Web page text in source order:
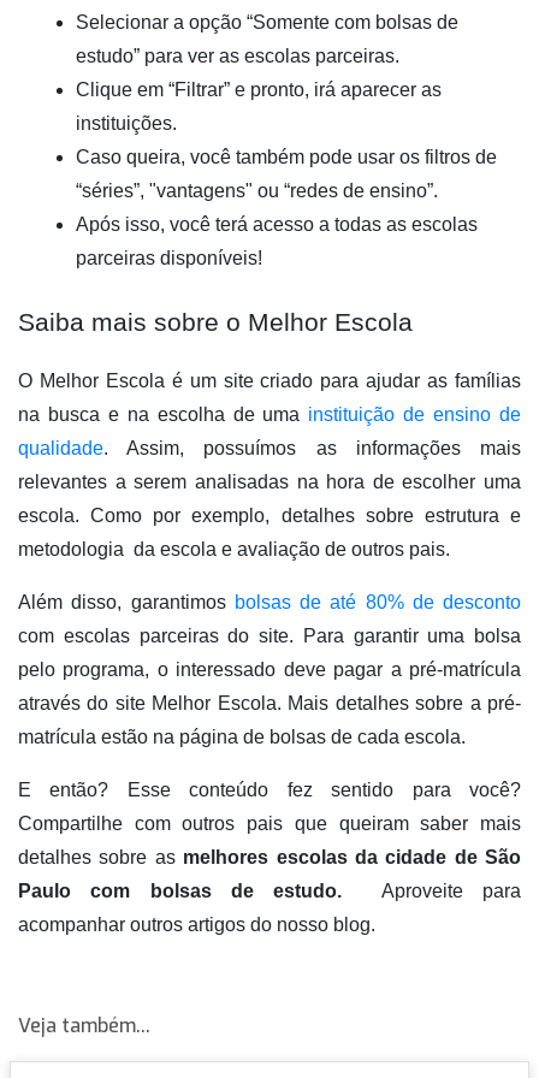
Selecionar a opção “Somente com bolsas de
estudo” para ver as escolas parceiras.
Clique em “Filtrar” e pronto, irá aparecer as
instituições.
Caso queira, você também pode usar os filtros de
“séries”, "vantagens" ou “redes de ensino”.
Após isso, você terá acesso a todas as escolas
parceiras disponíveis!
Saiba mais sobre o Melhor Escola
O Melhor Escola é um site criado para ajudar as famílias
na busca e na escolha de uma instituição de ensino de
qualidade. Assim, possuímos as informações mais
relevantes a serem analisadas na hora de escolher uma
escola. Como por exemplo, detalhes sobre estrutura e
metodologia  da escola e avaliação de outros pais.
Além disso, garantimos bolsas de até 80% de desconto
com escolas parceiras do site. Para garantir uma bolsa
pelo programa, o interessado deve pagar a pré-matrícula
através do site Melhor Escola. Mais detalhes sobre a pré-
matrícula estão na página de bolsas de cada escola.
E então? Esse conteúdo fez sentido para você?
Compartilhe com outros pais que queiram saber mais
detalhes sobre as melhores escolas da cidade de São
Paulo com bolsas de estudo. Aproveite para
acompanhar outros artigos do nosso blog.
Veja também...